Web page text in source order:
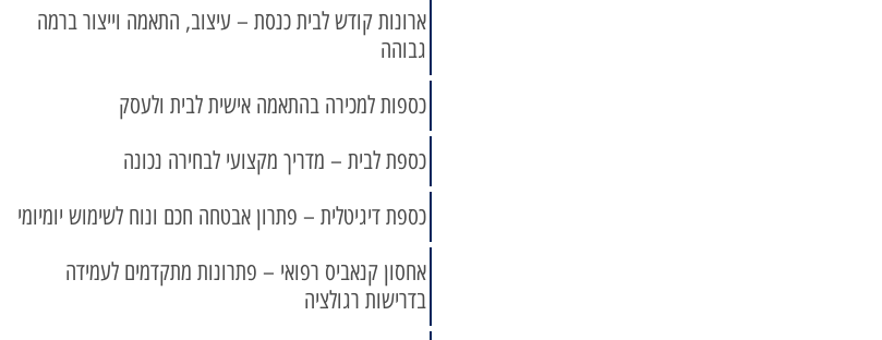
ארונות קודש לבית כנסת – עיצוב, התאמה וייצור ברמה
גבוהה
כספות למכירה בהתאמה אישית לבית ולעסק
כספת לבית – מדריך מקצועי לבחירה נכונה
כספת דיגיטלית – פתרון אבטחה חכם ונוח לשימוש יומיומי
אחסון קנאביס רפואי – פתרונות מתקדמים לעמידה
בדרישות רגולציה